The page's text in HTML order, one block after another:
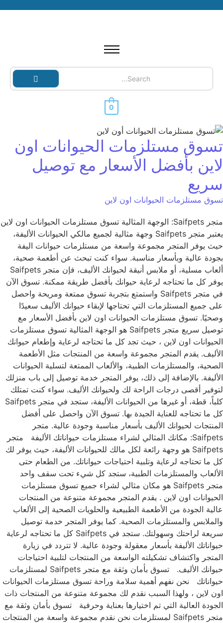
0
تسوق مستلزمات الحيوانات اون
لاين بأفضل الأسعار مع توصيل
سريع
تسوق مستلزمات الحيوانات اون لاين
متجر Saifpets: الوجهة المثالية تسوق مستلزمات الحيوانات اون لاين
يعتبر متجر Saifpets وجهة مثالية لجميع مالكي الحيوانات الأليفة،
حيث يوفر المتجر مجموعة واسعة من مستلزمات حيوانات اليفة
بجودة عالية وبأسعار مناسبة. سواء كنت تبحث عن أطعمة صحية،
ألعاب مسلية، أو ملابس أنيقة لحيوانك الأليف، فإن متجر Saifpets
يوفر كل ما تحتاجه لرعاية حيوانك بأفضل طريقة ممكنة. تسوق الآن
في متجر Saifpets واستمتع بتجربة تسوق ممتعة ومريحة واحصل
على جميع المستلزمات التي تحتاجها لإبقاء حيوانك الأليف سعيدًا
وصحيًا. تسوق مستلزمات الحيوانات اون لاين بأفضل الأسعار مع
توصيل سريع متجر Saifpets هو الوجهة المثالية تسوق مستلزمات
الحيوانات اون لاين ، حيث تجد كل ما تحتاجه لرعاية وإطعام حيوانك
الأليف. يقدم المتجر مجموعة واسعة من المنتجات مثل الأطعمة
الصحية، والمستلزمات الطبية، والألعاب الممتعة لتسلية الحيوانات
الأليفة. بالإضافة إلى ذلك، يوفر المتجر خدمة توصيل إلى باب منزلك
لتوفير أقصى درجات الراحة لك ولحيوانك الأليف. سواء كنت تمتلك
كلباً، قطة، أو غيرها من الحيوانات الأليفة، ستجد في متجر Saifpets
كل ما تحتاجه للعناية الجيدة بها. تسوق الآن واحصل على أفضل
المنتجات لحيوانك الأليف بأسعار مناسبة وجودة عالية. متجر
Saifpets: مكانك المثالي لشراء مستلزمات حيواناتك الأليفة متجر
Saifpets هو وجهة رائعة لكل مالك للحيوانات الأليفة، حيث يوفر لك
كل ما تحتاجه لرعاية وتلبية احتياجات حيواناتك. من الطعام حتى
الألعاب والمستلزمات الطبية، ستجد كل شيء تحت سقف واحد
متجر Saifpets هو مكان مثالي لشراء جميع تسوق مستلزمات
الحيوانات اون لاين . يقدم المتجر مجموعة متنوعة من المنتجات
عالية الجودة من الأطعمة الطبيعية والحلويات الصحية إلى الألعاب
والملابس والمستلزمات الصحية. كما يوفر المتجر خدمة توصيل
سريعة لراحتك وسهولتك. ستجد في Saifpets كل ما تحتاجه لرعاية
حيواناتك الأليفة بأسعار معقولة وجودة عالية. لا تتردد في زيارة
المتجر واكتشاف تشكيلته الواسعة من المنتجات لتلبية احتياجات
حيوانك الأليف. تسوق بأمان وثقة مع متجر Saifpets لمستلزمات
حيواناتك نحن نفهم أهمية سلامة وراحة تسوق مستلزمات الحيوانات
اون لاين ، ولهذا السبب نقدم لك مجموعة متنوعة من المنتجات ذات
الجودة العالية التي تم اختيارها بعناية وحرفية تسوق بأمان وثقة مع
متجر Saifpets لمستلزمات نحن نقدم مجموعة واسعة من المنتجات